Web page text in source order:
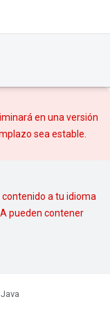
en una versión
sea estable.
a tu idioma
pueden contener
Java